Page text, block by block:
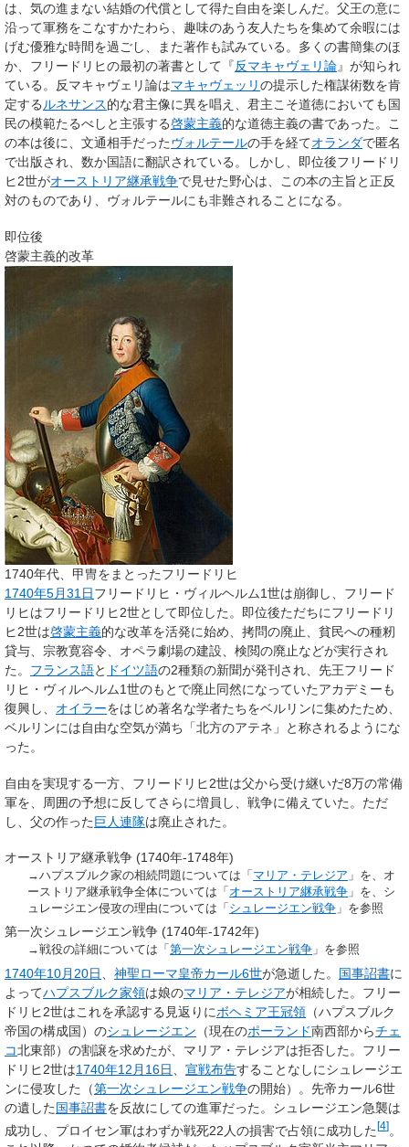
は、気の進まない結婚の代償として得た自由を楽しんだ。父王の意に
沿って軍務をこなすかたわら、趣味のあう友人たちを集めて余暇には
げむ優雅な時間を過ごし、また著作も試みている。多くの書簡集のほ
か、フリードリヒの最初の著書として『反マキャヴェリ論』が知られ
ている。反マキャヴェリ論はマキャヴェッリの提示した権謀術数を肯
定するルネサンス的な君主像に異を唱え、君主こそ道徳においても国
民の模範たるべしと主張する啓蒙主義的な道徳主義の書であった。こ
の本は後に、文通相手だったヴォルテールの手を経てオランダで匿名
で出版され、数か国語に翻訳されている。しかし、即位後フリードリ
ヒ2世がオーストリア継承戦争で見せた野心は、この本の主旨と正反
対のものであり、ヴォルテールにも非難されることになる。
即位後
啓蒙主義的改革
1740年代、甲冑をまとったフリードリヒ
1740年5月31日フリードリヒ・ヴィルヘルム1世は崩御し、フリード
リヒはフリードリヒ2世として即位した。即位後ただちにフリードリ
ヒ2世は啓蒙主義的な改革を活発に始め、拷問の廃止、貧民への種籾
貸与、宗教寛容令、オペラ劇場の建設、検閲の廃止などが実行され
た。 フランス語と ドイツ語の2種類の新聞が発刊され、先王フリード
リヒ・ヴィルヘルム1世のもとで廃止同然になっていたアカデミーも
復興し、 オイラーをはじめ著名な学者たちをベルリンに集めたため、
ベルリンには自由な空気が満ち「北方のアテネ」と称されるようにな
った。
自由を実現する一方、フリードリヒ2世は父から受け継いだ8万の常備
軍を、周囲の予想に反してさらに増員し、戦争に備えていた。ただ
し、父の作った巨人連隊は廃止された。
オーストリア継承戦争 (1740年-1748年)
→ハプスブルク家の相続問題については「 マリア・テレジア 」を、オ
ーストリア継承戦争全体については「 オーストリア継承戦争 」を、シ
ュレージエン侵攻の理由については「 シュレージエン戦争 」を参照
第一次シュレージエン戦争 (1740年-1742年)
→戦役の詳細については「第一次シュレージエン戦争 」を参照
1740年10月20日 神聖ローマ皇帝カール6世が急逝した。 国事詔書に
よってハプスブルク家領は娘のマリア・テレジアが相続した。フリー
ドリヒ2世はこれを承認する見返りにボヘミア王冠領 （ハプスブルク
帝国の構成国）のシュレージエン （現在のポーランド南西部からチェ
コ北東部）の割譲を求めたが、マリア・テレジアは拒否した。フリー
ドリヒ2世は1740年12月16日 宣戦布告することなしにシュレージエ
ンに侵攻した（第一次シュレージエン戦争の開始）。先帝カール6世
の遺した国事詔書を反故にしての進軍だった。シュレージエン急襲は
成功し、プロイセン軍はわずか戦死22人の損害で占領に成功した[4]。